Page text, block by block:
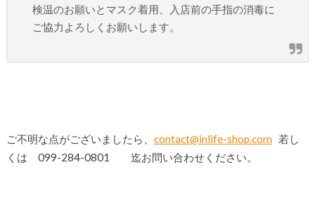
検温のお願いとマスク着用、入店前の手指の消毒に
ご協力よろしくお願いします。
ご不明な点がございましたら、 contact@inlife-shop.com若し
くは 099-284-0801 迄お問い合わせください。